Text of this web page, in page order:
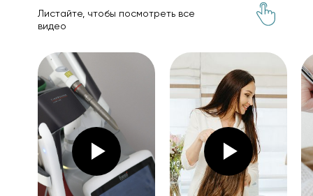
Листайте, чтобы посмотреть все
видео